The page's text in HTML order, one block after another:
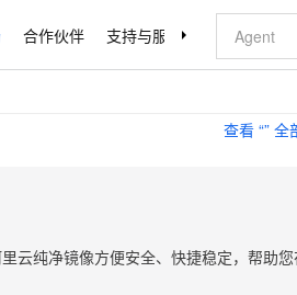
合作伙伴 支持与服务 了解阿里云
查看 “” 全
里云纯净镜像方便安全、快捷稳定，帮助